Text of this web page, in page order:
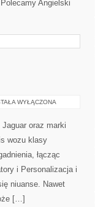
Angielski
WYŁĄCZONA
oraz marki
wozu klasy
łącząc
i Personalizacja i
niuanse. Nawet
[…]